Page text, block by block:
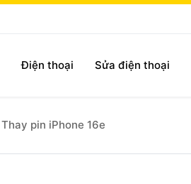
Điện thoại Sửa điện thoại
Thay pin iPhone 16e